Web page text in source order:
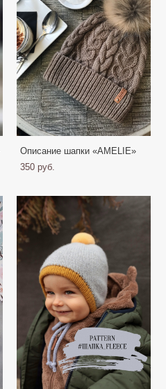
Описание шапки «AMELIE»
350 pуб.